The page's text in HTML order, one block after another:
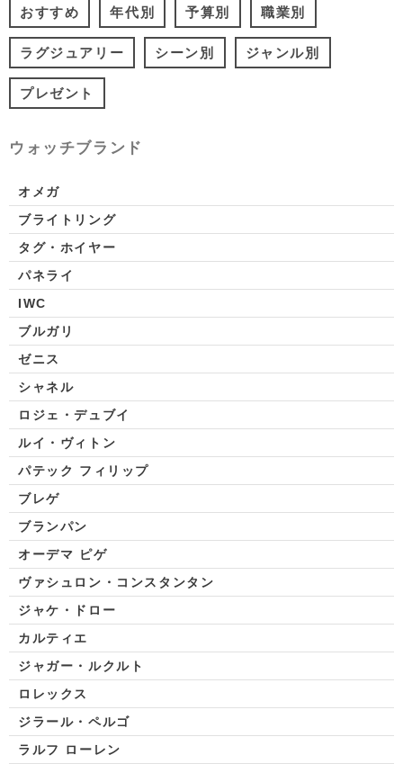
おすすめ 年代別 予算別 職業別
ラグジュアリー シーン別 ジャンル別
プレゼント
ウォッチブランド
オメガ
ブライトリング
タグ・ホイヤー
パネライ
IWC
ブルガリ
ゼニス
シャネル
ロジェ・デュブイ
ルイ・ヴィトン
パテック フィリップ
ブレゲ
ブランパン
オーデマ ピゲ
ヴァシュロン・コンスタンタン
ジャケ・ドロー
カルティエ
ジャガー・ルクルト
ロレックス
ジラール・ペルゴ
ラルフ ローレン